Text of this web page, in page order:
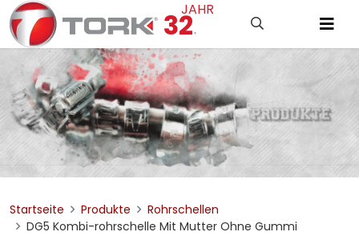
32.
JAHR
Startseite Produkte
Rohrschellen
DG5 Kombi-rohrschelle Mit Mutter Ohne Gummi